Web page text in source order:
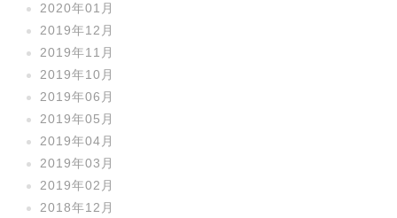
2020年01月
2019年12月
2019年11月
2019年10月
2019年06月
2019年05月
2019年04月
2019年03月
2019年02月
2018年12月